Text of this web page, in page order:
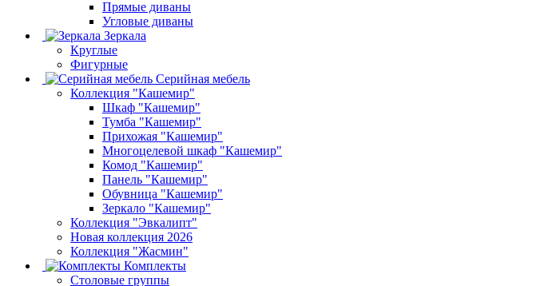
Прямые диваны
Угловые диваны
Зеркала
Круглые
Фигурные
Серийная мебель
Коллекция "Кашемир"
Шкаф "Кашемир"
Тумба "Кашемир"
Прихожая "Кашемир"
Многоцелевой шкаф "Кашемир"
Комод "Кашемир"
Панель "Кашемир"
Обувница "Кашемир"
Зеркало "Кашемир"
Коллекция "Эвкалипт"
Новая коллекция 2026
Коллекция "Жасмин"
Комплекты
Столовые группы